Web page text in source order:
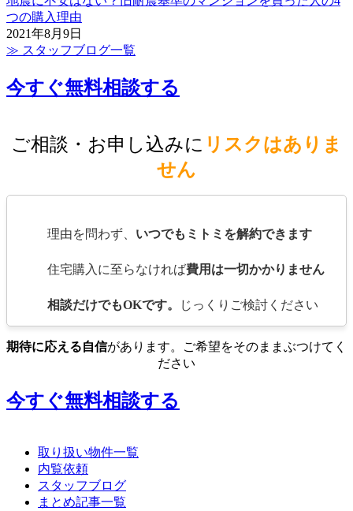
つの購入理由
2021年8月9日
≫ スタッフブログ一覧
今すぐ無料相談する
ご相談・お申し込みに リスクはありま
せん
理由を問わず、 いつでもミトミを解約できます
住宅購入に至らなければ費用は一切かかりません
相談だけでもOKです。 じっくりご検討ください
期待に応える自信があります。ご希望をそのままぶつけてく
ださい
今すぐ無料相談する
取り扱い物件一覧
内覧依頼
スタッフブログ
まとめ記事一覧